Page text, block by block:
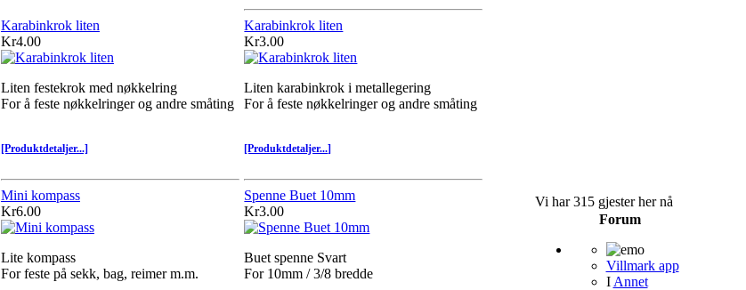
Karabinkrok liten
Kr4.00
Liten festekrok med nøkkelring
For å feste nøkkelringer og andre småting
[Produktdetaljer...]
Karabinkrok liten
Kr3.00
Liten karabinkrok i metallegering
For å feste nøkkelringer og andre småting
[Produktdetaljer...]
Mini kompass
Kr6.00
Lite kompass
For feste på sekk, bag, reimer m.m.
Spenne Buet 10mm
Kr3.00
Buet spenne Svart
For 10mm / 3/8 bredde
Vi har 315 gjester her nå
Forum
Villmark app
I Annet